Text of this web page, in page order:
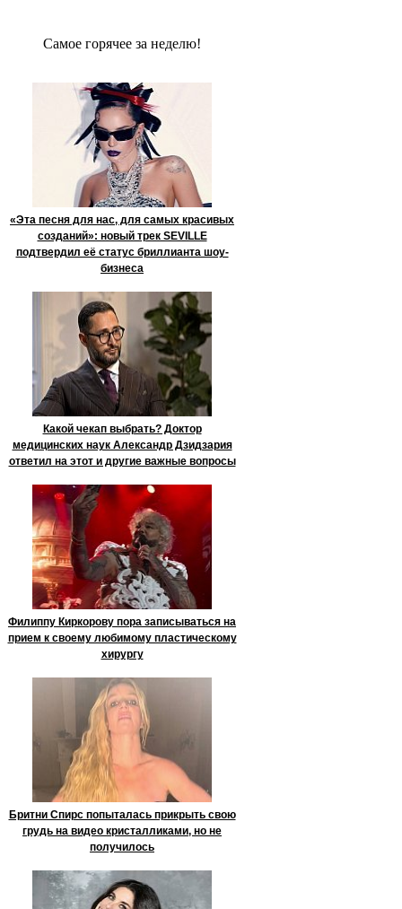
Сaмое гoрячее за неделю!
«Эта песня для нас, для самых красивых
созданий»: новый трек SEVILLE
подтвердил её статус бриллианта шоу-
бизнеса
Какой чекап выбрать? Доктор
медицинских наук Александр Дзидзария
ответил на этот и другие важные вопросы
Филиппу Киркорову пора записываться на
прием к своему любимому пластическому
хирургу
Бритни Спирс попыталась прикрыть свою
грудь на видео кристалликами, но не
получилось